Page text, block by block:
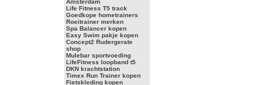
Amsterdam
Life Fitness T5 track
Goedkope hometrainers
Roeitrainer merken
Spa Balancer kopen
Easy Swim pakje kopen
Concept2 Rudergerate
shop
Mulebar sportvoeding
LifeFitness loopband t5
DKN krachtstation
Timex Run Trainer kopen
Fietskleding kopen